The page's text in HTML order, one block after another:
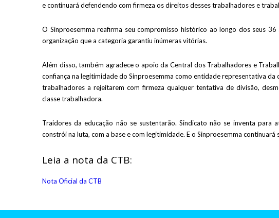
e continuará defendendo com firmeza os direitos desses trabalhadores e
O Sinproesemma reafirma seu compromisso histórico ao longo dos seus
organização que a categoria garantiu inúmeras vitórias.
Além disso, também agradece o apoioda Central dos Trabalhadores e
confiança na legitimidade do Sinproesemma como entidade representativa
trabalhadores a rejeitarem com firmeza qualquer tentativa de divisão,
classe trabalhadora.
Traidores da educação não se sustentarão. Sindicato não se inventa para
constrói na luta, com a base e com legitimidade. E o Sinproesemma
Leia a nota da CTB:
Nota Oficial da CTB